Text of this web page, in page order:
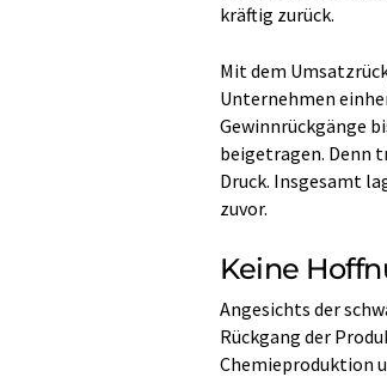
kräftig zurück.
Mit dem
Unternehmen
Gewinnrückgänge
beigetragen. Denn
Druck. Insgesamt
zuvor.
Keine
Angesichts der
Rückgang der
Chemieproduktion